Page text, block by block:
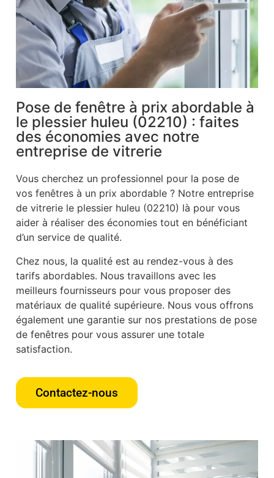
Pose de fenêtre à prix abordable à
le plessier huleu (02210) : faites
des économies avec notre
entreprise de vitrerie
Vous cherchez un professionnel pour la pose de
vos fenêtres à un prix abordable ? Notre entreprise
de vitrerie le plessier huleu (02210) là pour vous
aider à réaliser des économies tout en bénéficiant
d’un service de qualité.
Chez nous, la qualité est au rendez-vous à des
tarifs abordables. Nous travaillons avec les
meilleurs fournisseurs pour vous proposer des
matériaux de qualité supérieure. Nous vous offrons
également une garantie sur nos prestations de pose
de fenêtres pour vous assurer une totale
satisfaction.
Contactez-nous